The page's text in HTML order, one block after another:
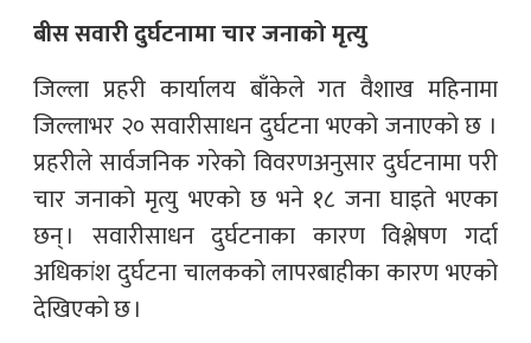
बीस सवारी दुर्घटनामा चार जनाको मृत्यु
जिल्ला प्रहरी कार्यालय बाँकेले गत वैशाख महिनामा
जिल्लाभर २० सवारीसाधन दुर्घटना भएको जनाएको छ ।
प्रहरीले सार्वजनिक गरेको विवरणअनुसार दुर्घटनामा परी
चार जनाको मृत्यु भएको छ भने १८ जना घाइते भएका
छन् । सवारीसाधन दुर्घटनाका कारण विश्लेषण गर्दा
अधिकांश दुर्घटना चालकको लापरबाहीका कारण भएको
देखिएको छ ।